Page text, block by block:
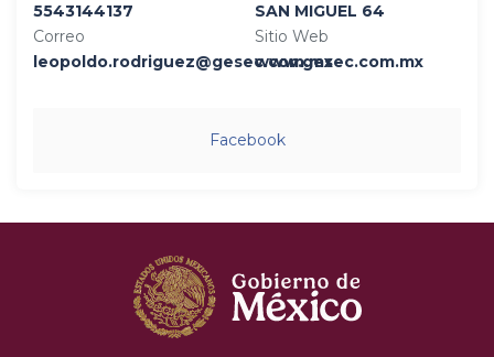
5543144137
Correo
leopoldo.rodriguez@gesec.com.mx
SAN MIGUEL 64
Sitio Web
www.gesec.com.mx
Facebook